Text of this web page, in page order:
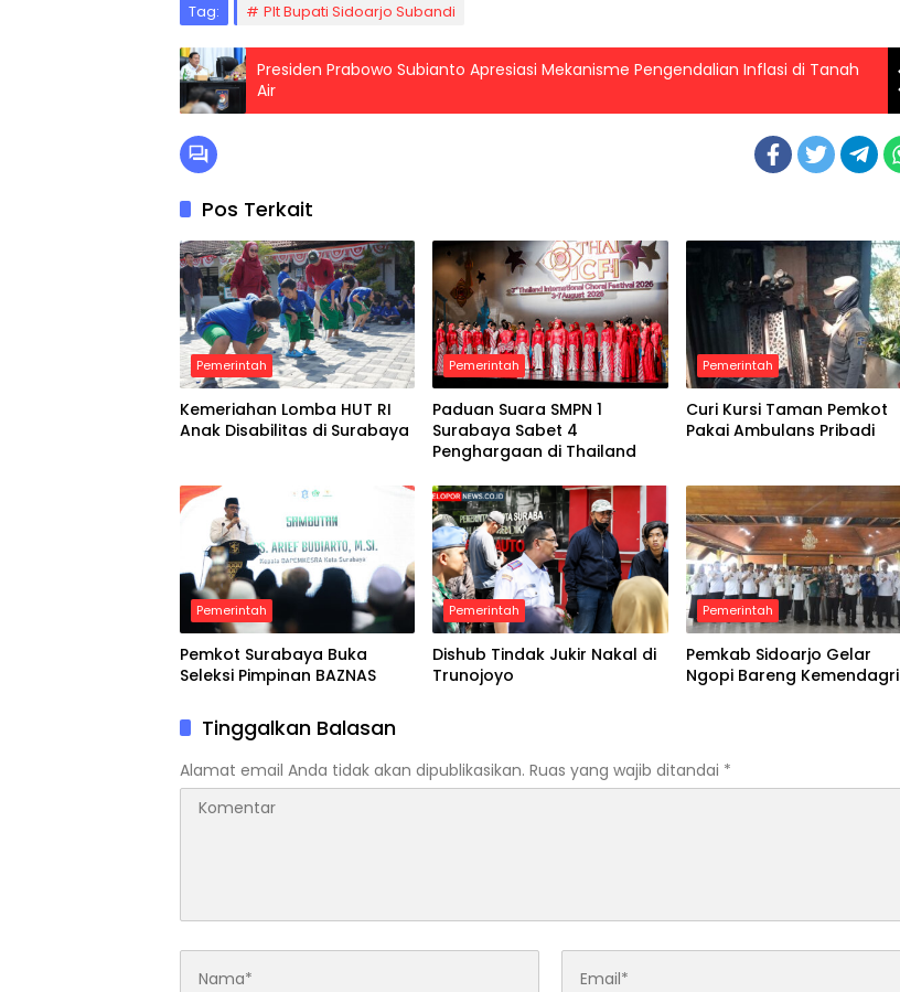
Tag: Plt Bupati Sidoarjo Subandi
Presiden Prabowo Subianto Apresiasi Mekanisme Pengendalian Inflasi di Tanah
Air
Pos Terkait
Pemerintah
Kemeriahan Lomba HUT RI
Anak Disabilitas di Surabaya
Pemerintah
Paduan Suara SMPN 1
Surabaya Sabet 4
Penghargaan di Thailand
Pemerintah
Curi Kursi Taman Pemkot
Pakai Ambulans Pribadi
Pemerintah
Pemkot Surabaya Buka
Seleksi Pimpinan BAZNAS
Pemerintah
Dishub Tindak Jukir Nakal di
Trunojoyo
Pemerintah
Pemkab Sidoarjo Gelar
Ngopi Bareng Kemendagri
Tinggalkan Balasan
Alamat email Anda tidak akan dipublikasikan. Ruas yang wajib ditandai *